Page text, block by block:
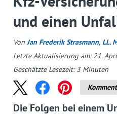
und einen
Von Jan Frederik Strasmann, LL.
Letzte Aktualisierung am: 21.
Geschätzte Lesezeit:3 Minuten
Die Folgen bei einem